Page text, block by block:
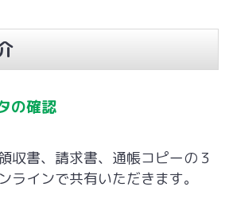
の確認
収書、請求書、通帳コピーの３
ラインで共有いただきます。